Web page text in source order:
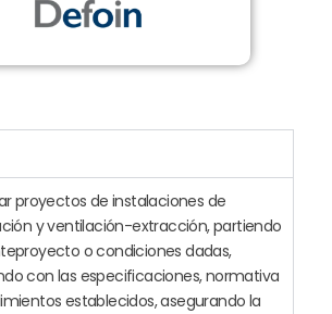
proyectos de instalaciones de
y ventilación-extracción, partiendo
o condiciones dadas,
con las especificaciones, normativa
establecidos, asegurando la